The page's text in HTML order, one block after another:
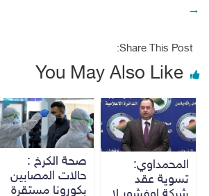
→
Share This Post:
You May Also Like
المحمداوي:
تسوية عقد
صحة الكرخ :
حالات المصابين
بكورونا مستقرة